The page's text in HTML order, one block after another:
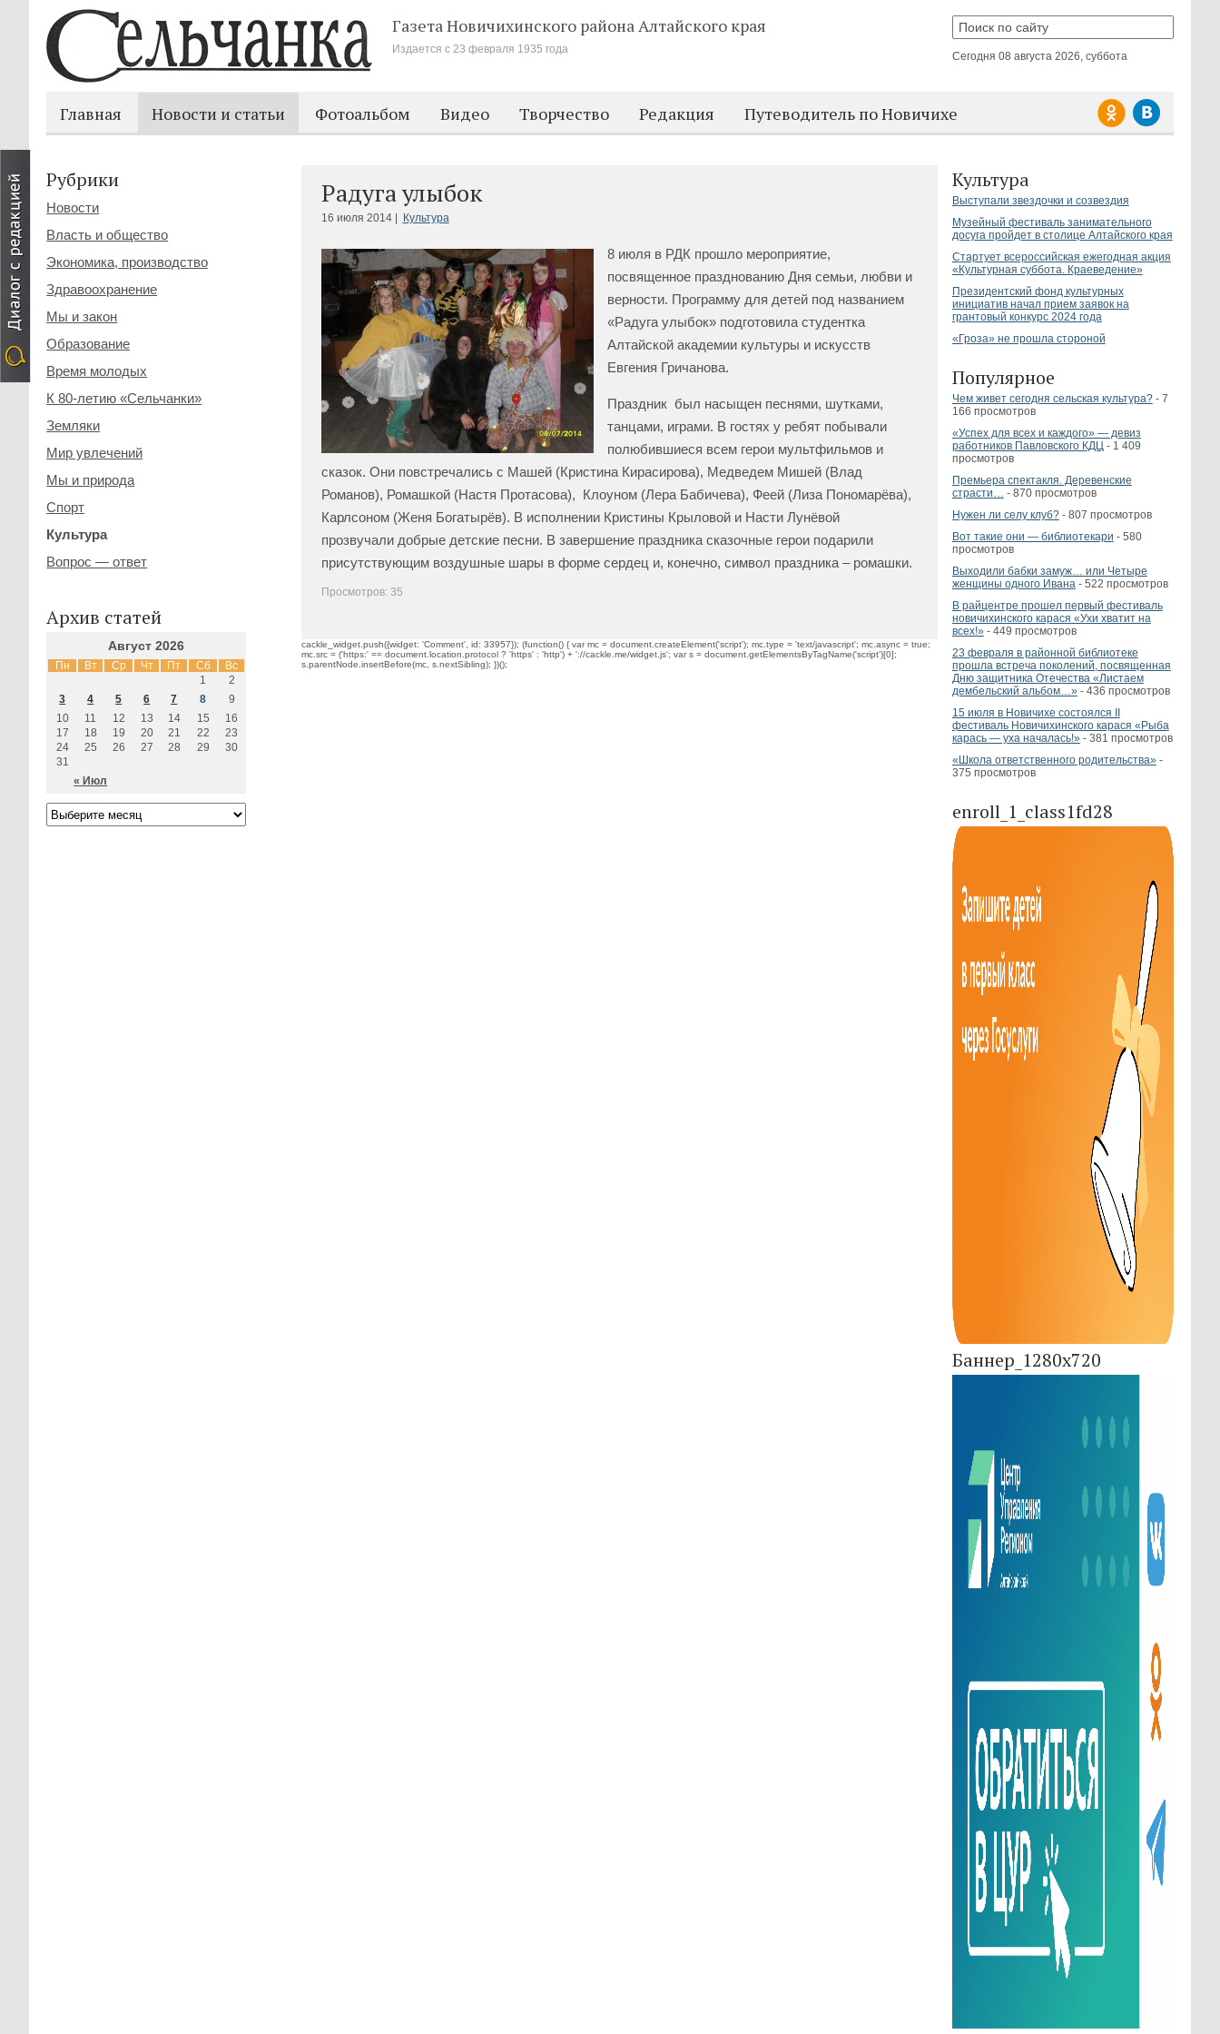
Газета Новичихинского районаАлтайского края
Издается с 23 февраля 1935 года
Сегодня 08 августа 2026, суббота
Главная Новости и статьи Фотоальбом Видео Творчество Редакция Путеводитель по Новичихе
Культура
Выступали звездочки и созвездия
Музейный фестиваль занимательного
досуга пройдет в столице Алтайского края
Стартует всероссийская ежегодная акция
«Культурная суббота. Краеведение»
Президентский фонд культурных
инициатив начал прием заявок на
грантовый конкурс 2024 года
«Гроза» не прошла стороной
Популярное
Чем живет сегодня сельская культура?- 7
166 просмотров
«Успех для всех и каждого» — девиз
работников Павловского КДЦ- 1 409
просмотров
Премьера спектакля. Деревенские
страсти… - 870 просмотров
Нужен ли селу клуб?- 807 просмотров
Вот такие они — библиотекари - 580
просмотров
Выходили бабки замуж… или Четыре
женщины одного Ивана- 522 просмотров
В райцентре прошел первый фестиваль
новичихинского карася «Ухи хватит на
всех!»- 449 просмотров
23 февраля в районной библиотеке
прошла встреча поколений, посвященная
Дню защитника Отечества «Листаем
дембельский альбом…»- 436 просмотров
15 июля в Новичихе состоялся II
фестиваль Новичихинского карася «Рыба
карась — уха началась!»- 381 просмотров
«Школа ответственного родительства»-
375 просмотров
enroll_1_class1fd28
Баннер_1280x720
Радуга улыбок
16 июля 2014 | Культура
8 июля в РДК прошло мероприятие,
посвященное празднованию Дня семьи, любви и
верности. Программу для детей под названием
«Радуга улыбок» подготовила студентка
Алтайской академии культуры и искусств
Евгения Гричанова.
Праздник был насыщен песнями, шутками,
танцами, играми. В гостях у ребят побывали
полюбившиеся всем герои мультфильмов и
сказок. Они повстречались с Машей (Кристина Кирасирова), Медведем Мишей (Влад
Романов), Ромашкой (Настя Протасова), Клоуном (Лера Бабичева), Феей (Лиза Пономарёва),
Карлсоном (Женя Богатырёв). В исполнении Кристины Крыловой и Насти Лунёвой
прозвучали добрые детские песни. В завершение праздника сказочные герои подарили
присутствующим воздушные шары в форме сердец и, конечно, символ праздника – ромашки.
Просмотров: 35
cackle_widget.push({widget: 'Comment', id: 33957}); (function() { var mc = document.createElement('script'); mc.type = 'text/javascript'; mc.async = true;
mc.src = ('https:' == document.location.protocol ? 'https' : 'http') + '://cackle.me/widget.js'; var s = document.getElementsByTagName('script')[0];
s.parentNode.insertBefore(mc, s.nextSibling); })();
Рубрики
Новости
Власть и общество
Экономика, производство
Здравоохранение
Мы и закон
Образование
Время молодых
К 80-летию «Сельчанки»
Земляки
Мир увлечений
Мы и природа
Спорт
Культура
Вопрос — ответ
Архив статей
Август 2026
Пн Вт Ср Чт Пт Сб Вс
« Июл
1
2
3
4 5 6 7 8
9
10
11 12 13 14 15
16
17
18 19 20 21 22
23
24
25 26 27 28 29
30
31